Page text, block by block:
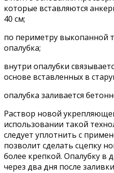
которые вставляются
40 см;
по периметру выкопанной
опалубка;
внутри опалубки
основе вставленных в
опалубка заливается
Раствор новой
использовании такой
следует уплотнить с
позволит сделать сцепку
более крепкой. Опалубку в
через два дня после